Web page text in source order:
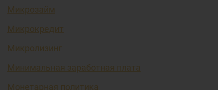
Микрозайм
Микрокредит
Микролизинг
Минимальная заработная плата
Монетарная политика